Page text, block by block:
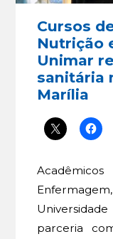
Cursos
Nutrição
Unimar
sanitária
Marília
parceria